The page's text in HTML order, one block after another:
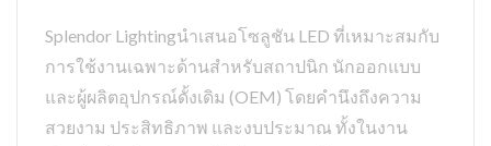
Splendor Lightingนำเสนอโซลูชัน LED ที่เหมาะสมกับ
การใช้งานเฉพาะด้านสำหรับสถาปนิก นักออกแบบ
และผู้ผลิตอุปกรณ์ดั้งเดิม (OEM) โดยคำนึงถึงความ
สวยงาม ประสิทธิภาพ และงบประมาณ ทั้งในงาน